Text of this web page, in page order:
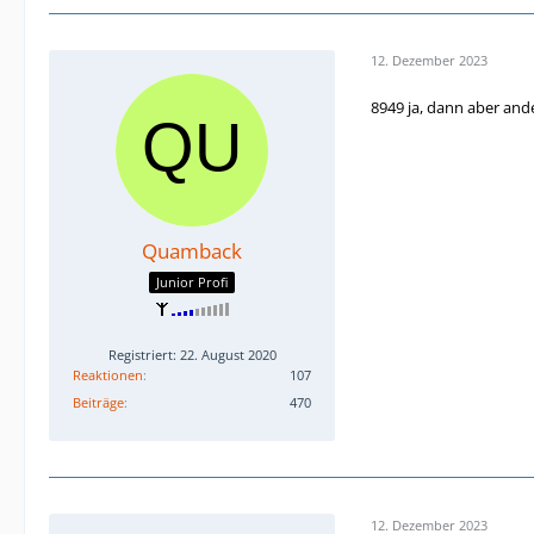
Quamback
Junior Profi
Registriert: 22. August 2020
Reaktionen
107
Beiträge
470
12. Dezember 2023
8949 ja, dann aber
12. Dezember 2023